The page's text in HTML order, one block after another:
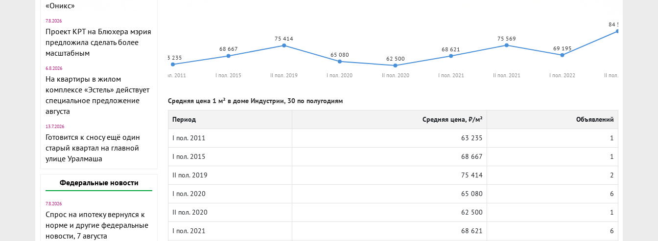
«Оникс»
7.8.2026
Проект КРТ на Блюхера мэрия
предложила сделать более
масштабным
6.8.2026
На квартиры в жилом
комплексе «Эстель» действует
специальное предложение
августа
13.7.2026
Готовится к сносу ещё один
старый квартал на главной
улице Уралмаша
Федеральные новости
7.8.2026
Спрос на ипотеку вернулся к
норме и другие федеральные
новости, 7 августа
63 235
68 667
75 414
65 080
62 500
68 621
75 569
69 195
84 576
I пол. 2011 I пол. 2015 II пол. 2019 I пол. 2020 II пол. 2020 I пол. 2021 II пол. 2021 I пол. 2022 II пол. 2022
Средняя цена 1 м² в доме Индустрии, 30 по полугодиям
Период Средняя цена, ₽/м² Объявлений
I пол. 2011 63 235 1
I пол. 2015 68 667 1
II пол. 2019 75 414 2
I пол. 2020 65 080 6
II пол. 2020 62 500 1
I пол. 2021 68 621 6